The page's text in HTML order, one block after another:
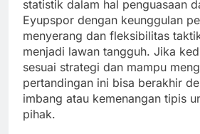
statistik dalam hal penguasaan
Eyupspor dengan keunggulan
menyerang dan fleksibilitas
menjadi lawan tangguh. Jika
sesuai strategi dan mampu
pertandingan ini bisa berakhir
imbang atau kemenangan tipis
pihak.